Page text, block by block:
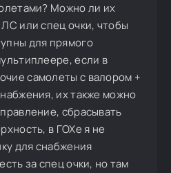
Можно ли их
или спец очки, чтобы
для прямого
если в
самолеты с валором +
их также можно
сбрасывать
в ГОХе я не
для снабжения
за спец очки, но там